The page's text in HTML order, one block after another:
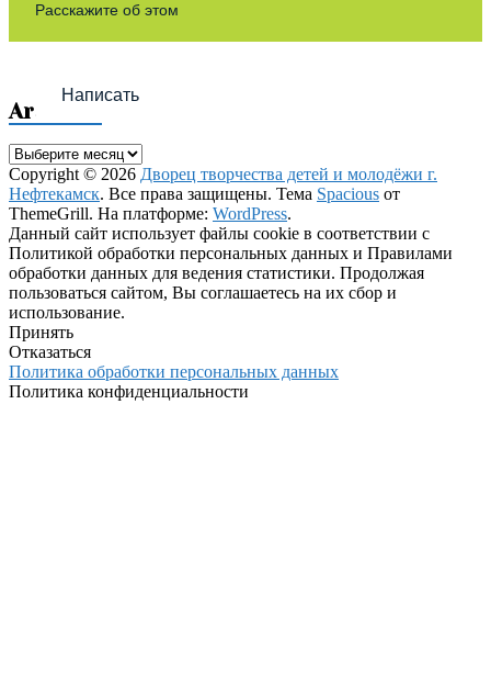
Расскажите об этом
Написать
Archives
Archives
Copyright © 2026 Дворец творчества детей и молодёжи г.
Нефтекамск. Все права защищены. Тема Spacious от
ThemeGrill. На платформе: WordPress.
Данный сайт использует файлы cookie в соответствии с
Политикой обработки персональных данных и Правилами
обработки данных для ведения статистики. Продолжая
пользоваться сайтом, Вы соглашаетесь на их сбор и
использование.
Принять
Отказаться
Политика обработки персональных данных
Политика конфиденциальности